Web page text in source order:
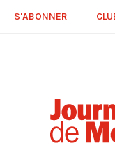
S'ABONNER